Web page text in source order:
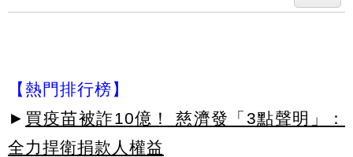
【熱門排行榜】
► 買疫苗被詐10億！ 慈濟發「3點聲明」：
全力捍衛捐款人權益